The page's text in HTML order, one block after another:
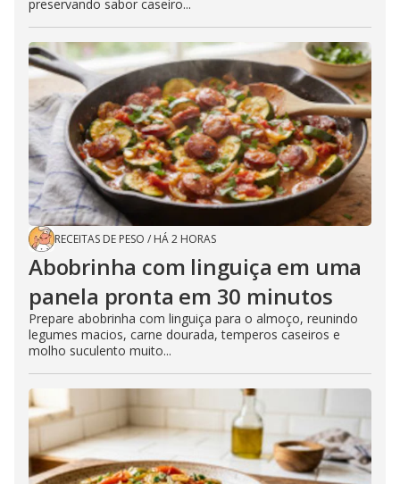
preservando sabor caseiro...
RECEITAS DE PESO / HÁ 2 HORAS
Abobrinha com linguiça em uma
panela pronta em 30 minutos
Prepare abobrinha com linguiça para o almoço, reunindo
legumes macios, carne dourada, temperos caseiros e
molho suculento muito...